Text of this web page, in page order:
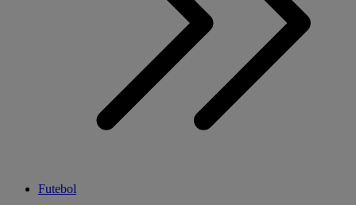
Futebol